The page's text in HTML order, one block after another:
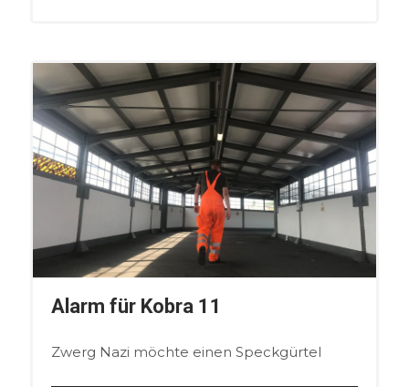
Alarm für Kobra 11
Zwerg Nazi möchte einen Speckgürtel